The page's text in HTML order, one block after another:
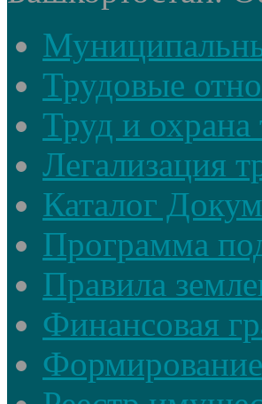
Трудовые
Труд и охрана
Легализация
Каталог
Программа
Правила
Финансовая